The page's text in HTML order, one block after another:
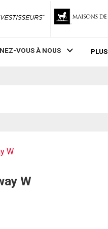
ZoneInvestisseurs RLP
VOUS À NOUS PLUS
W
W